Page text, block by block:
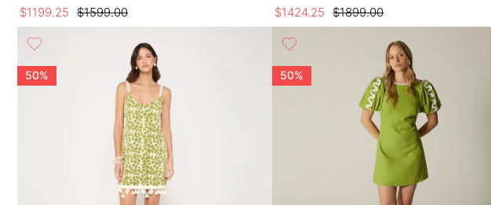
$1599.00
$1199.25 $1899.00
$1424.25
50% 50%